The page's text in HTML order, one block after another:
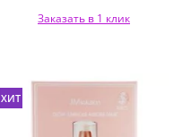
Заказать в 1 клик
ХИТ